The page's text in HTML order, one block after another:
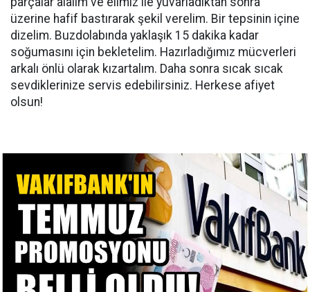
üzerine hafif bastırarak şekil verelim. Bir tepsinin içine
dizelim. Buzdolabında yaklaşık 15 dakika kadar
soğumasını için bekletelim. Hazırladığımız mücverleri
arkalı önlü olarak kızartalım. Daha sonra sıcak sıcak
sevdiklerinize servis edebilirsiniz. Herkese afiyet
olsun!